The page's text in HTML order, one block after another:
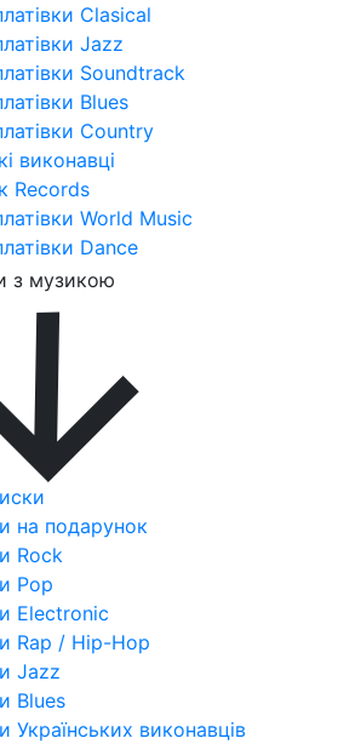
Clasical
Jazz
Soundtrack
Blues
Country
виконавці
Records
World Music
Dance
з музикою
на подарунок
Rock
Pop
Electronic
Rap / Hip-Hop
Jazz
Blues
Українських виконавців